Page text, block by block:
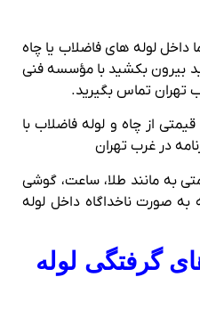
لوله های فاضلاب یا چاه
بیرون بکشید با مؤسسه فنی
تهران تماس بگیرید.
از چاه و لوله فاضلاب با
در غرب تهران
به مانند طلا، ساعت، گوشی
صورت ناخداگاه داخل لوله
گرفتگی لوله